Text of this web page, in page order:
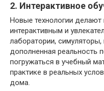
2. Интерактивное
Новые технологии
интерактивным и
лаборатории,
дополненная реальность
погружаться в учебный
практике в реальных
дома.